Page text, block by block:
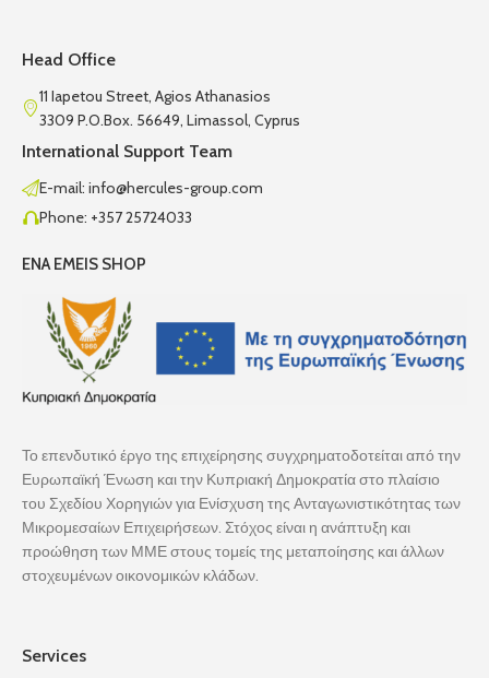
Head Office
11 Iapetou Street, Agios Athanasios
3309 P.O.Box. 56649, Limassol, Cyprus
International Support Team
E-mail: info@hercules-group.com
Phone: +357 25724033
ENA EMEIS SHOP
Το επενδυτικό έργο της επιχείρησης συγχρηματοδοτείται από την
Ευρωπαϊκή Ένωση και την Κυπριακή Δημοκρατία στο πλαίσιο
του Σχεδίου Χορηγιών για Ενίσχυση της Ανταγωνιστικότητας των
Μικρομεσαίων Επιχειρήσεων. Στόχος είναι η ανάπτυξη και
προώθηση των ΜΜΕ στους τομείς της μεταποίησης και άλλων
στοχευμένων οικονομικών κλάδων.
Services